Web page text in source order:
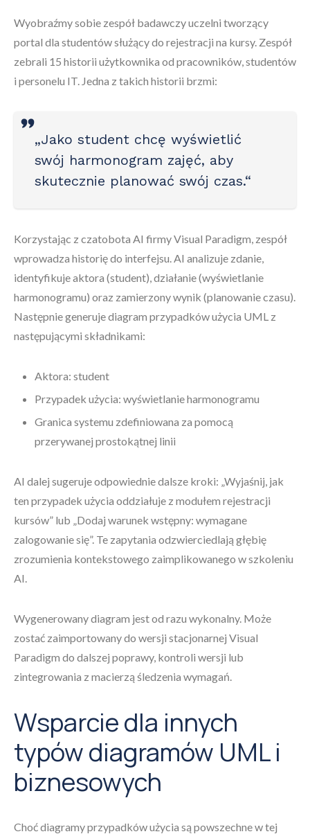
Wyobraźmy sobie zespół badawczy uczelni tworzący
portal dla studentów służący do rejestracji na kursy. Zespół
zebrali 15 historii użytkownika od pracowników, studentów
i personelu IT. Jedna z takich historii brzmi:
„Jako student chcę wyświetlić
swój harmonogram zajęć, aby
skutecznie planować swój czas.“
Korzystając z czatobota AI firmy Visual Paradigm, zespół
wprowadza historię do interfejsu. AI analizuje zdanie,
identyfikuje aktora (student), działanie (wyświetlanie
harmonogramu) oraz zamierzony wynik (planowanie czasu).
Następnie generuje diagram przypadków użycia UML z
następującymi składnikami:
Aktora: student
Przypadek użycia: wyświetlanie harmonogramu
Granica systemu zdefiniowana za pomocą
przerywanej prostokątnej linii
AI dalej sugeruje odpowiednie dalsze kroki: „Wyjaśnij, jak
ten przypadek użycia oddziałuje z modułem rejestracji
kursów” lub „Dodaj warunek wstępny: wymagane
zalogowanie się”. Te zapytania odzwierciedlają głębię
zrozumienia kontekstowego zaimplikowanego w szkoleniu
AI.
Wygenerowany diagram jest od razu wykonalny. Może
zostać zaimportowany do wersji stacjonarnej Visual
Paradigm do dalszej poprawy, kontroli wersji lub
zintegrowania z macierzą śledzenia wymagań.
Wsparcie dla innych
typów diagramów UML i
biznesowych
Choć diagramy przypadków użycia są powszechne w tej